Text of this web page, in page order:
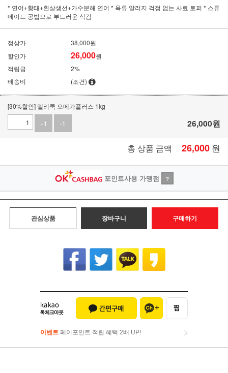
* 연어+황태+흰살생선+가수분해 연어 * 육류 알러지 걱정 없는 사료 토퍼 * 스튜
메이드 공법으로 부드러운 식감
정상가
38,000원
할인가
26,000원
적립금
2%
배송비
(조건)
[30%할인] 델리쿡 오메가플러스 1kg
+1
-1 26,000원
총 상품 금액 26,000 원
포인트사용 가맹점 ?
관심상품 장바구니 구매하기
이벤트 페이포인트 적립 혜택 2배 UP!
이벤트페이포인트 적립 혜택 2배 UP!